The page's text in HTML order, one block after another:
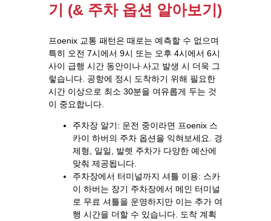
기 (& 주차 옵션 알아보기)
프oenix 교통 패턴은 때로는 예측할 수 없으며
특히 오전 7시에서 9시 또는 오후 4시에서 6시
사이 급행 시간 동안이나 사고 발생 시 더욱 그
렇습니다. 공항에 정시 도착하기 위해 필요한
시간 이상으로 최소 30분을 여유롭게 두는 것
이 중요합니다.
주차장 알기: 운전 중이라면 프oenix 스
카이 하버의 주차 옵션을 익혀보세요. 경
제형, 일일, 발렛 주차가 다양한 예산에
맞춰 제공됩니다.
주차장에서 터미널까지 셔틀 이용: 스카
이 하버는 장기 주차장에서 메인 터미널
로 무료 셔틀을 운영하지만 이는 추가 여
행 시간을 더할 수 있습니다. 도착 계획